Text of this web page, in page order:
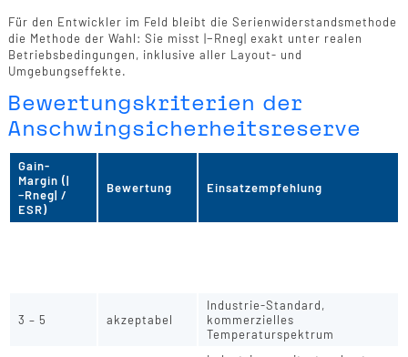
Für den Entwickler im Feld bleibt die Serienwiderstandsmethode
die Methode der Wahl: Sie misst |−Rneg| exakt unter realen
Betriebsbedingungen, inklusive aller Layout- und
Umgebungseffekte.
Bewertungskriterien der
Anschwingsicherheitsreserve
Gain-
Margin (|
−Rneg| /
ESR)
Bewertung Einsatzempfehlung
3 – 5 akzeptabel
Industrie-Standard,
kommerzielles
Temperaturspektrum